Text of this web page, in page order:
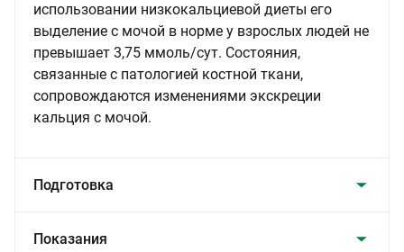
использовании низкокальциевой диеты его
выделение с мочой в норме у взрослых людей не
превышает 3,75 ммоль/сут. Состояния,
связанные с патологией костной ткани,
сопровождаются изменениями экскреции
кальция с мочой.
Подготовка
Показания